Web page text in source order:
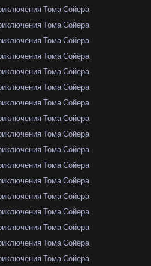
Тома Сойера
Тома Сойера
Тома Сойера
Тома Сойера
Тома Сойера
Тома Сойера
Тома Сойера
Тома Сойера
Тома Сойера
Тома Сойера
Тома Сойера
Тома Сойера
Тома Сойера
Тома Сойера
Тома Сойера
Тома Сойера
Тома Сойера